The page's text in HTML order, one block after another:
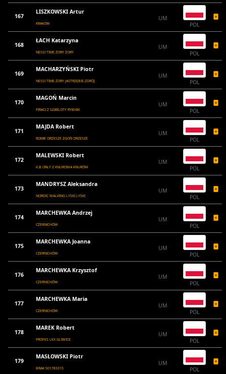
167
LISZKOWSKI Artur
KRAKOW
UM
POL
168
ŁACH Katarzyna
NESSI TIME ŻORY ŻORY
UM
POL
169
MACHARZYŃSKI Piotr
NESSI TIME ŻORY JASTRZĘBIE-ZDRÓJ
UM
POL
170
MAGOŃ Marcin
PIRACI Z SZARLOTY RYBNIK
UM
POL
171
MAJDA Robert
ROMB ORZESZE ZGOŃ ORZESZE
UM
POL
172
MALEWSKI Robert
K.B.ORŁY Z KNUROWA KNURÓW
UM
POL
173
MANDRYSZ Aleksandra
NORDIC WALKING LYSKI LYSKI
UM
POL
174
MARCHEWKA Andrzej
CZERNICHÓW
UM
POL
175
MARCHEWKA Joanna
CZERNICHÓW
UM
POL
176
MARCHEWKA Krzysztof
CZERNICHÓW
UM
POL
177
MARCHEWKA Maria
CZERNICHÓW
UM
POL
178
MAREK Robert
PROFES LEX GLIWICE
UM
POL
179
MASŁOWSKI Piotr
BRAK 501783315
UM
POL